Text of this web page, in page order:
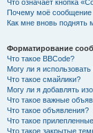
Что означает кнопка
Почему моё сообщение
Как мне вновь поднять
Форматирование
Что такое BBCode?
Могу ли я
Что такое смайлики?
Могу ли я добавлять
Что такое важные
Что такое объявления?
Что такое
Что такое закрытые